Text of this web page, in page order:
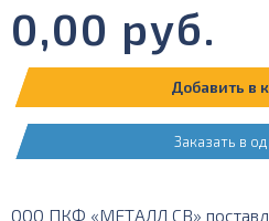
0,00 руб.
Добавить в
Заказать в
ООО ПКФ «МЕТАЛЛ СВ»